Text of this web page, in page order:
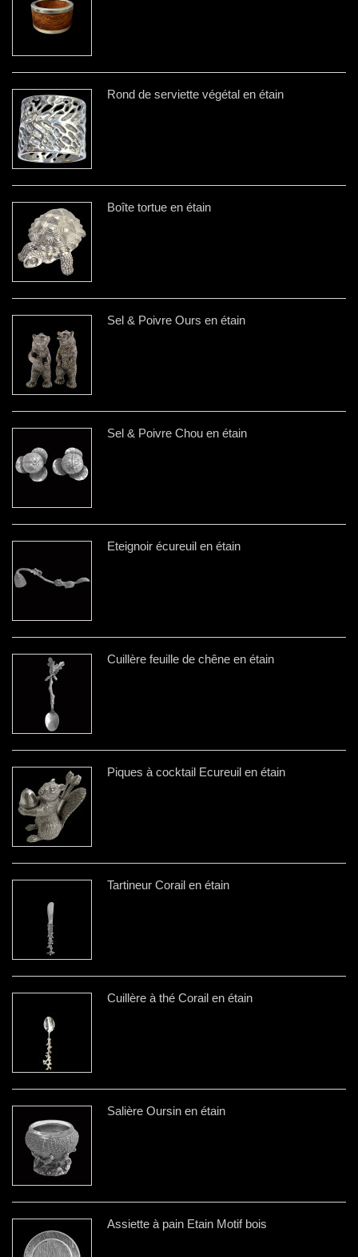
Rond de serviette végétal en étain
Boîte tortue en étain
Sel & Poivre Ours en étain
Sel & Poivre Chou en étain
Eteignoir écureuil en étain
Cuillère feuille de chêne en étain
Piques à cocktail Ecureuil en étain
Tartineur Corail en étain
Cuillère à thé Corail en étain
Salière Oursin en étain
Assiette à pain Etain Motif bois